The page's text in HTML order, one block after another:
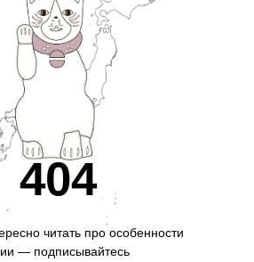
читать про особенности
— подписывайтесь
404